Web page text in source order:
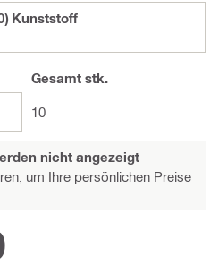
Kunststoff
Gesamtstk.
10
nicht angezeigt
um Ihre persönlichen Preise